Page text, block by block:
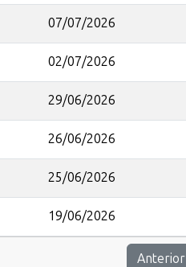
07/07/2026
02/07/2026
29/06/2026
26/06/2026
25/06/2026
19/06/2026
Anterior